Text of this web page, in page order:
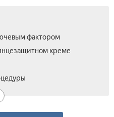
фактором
креме